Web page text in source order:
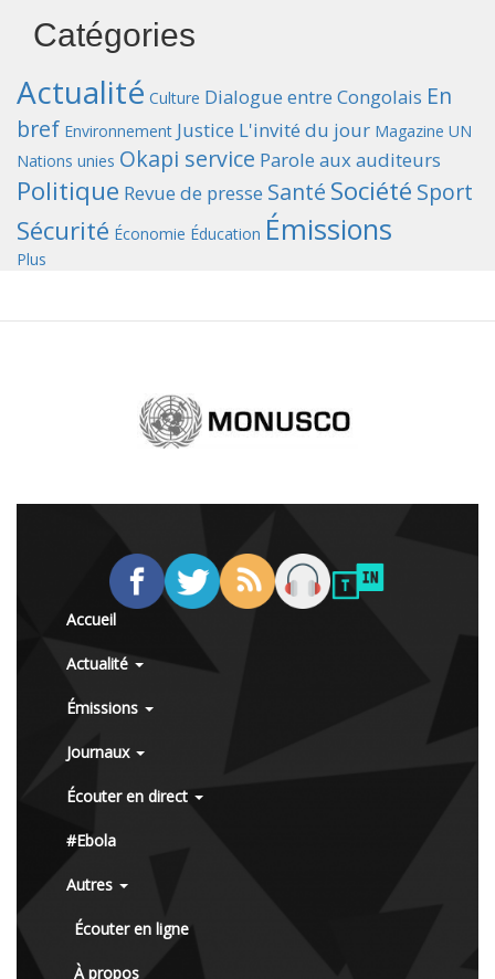
Catégories
Actualité Culture Dialogue entre Congolais En
bref Environnement Justice L'invité du jour Magazine UN
Nations unies Okapi service Parole aux auditeurs
Politique Revue de presse Santé Société Sport
Sécurité Économie Éducation Émissions
Plus
Accueil
Actualité
Émissions
Journaux
Écouter en direct
#Ebola
Autres
Écouter en ligne
À propos